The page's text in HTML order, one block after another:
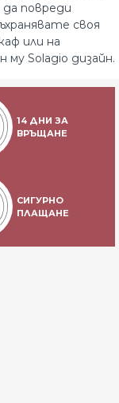
повреди
своя
или на
му Solagio дизайн.
14 ДНИ ЗА
ВРЪЩАНЕ
СИГУРНО
ПЛАЩАНЕ